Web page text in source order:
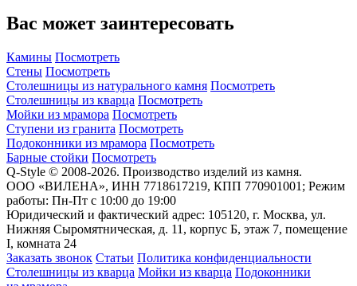
Вас может заинтересовать
Камины Посмотреть
Стены Посмотреть
Столешницы из натурального камня Посмотреть
Столешницы из кварца Посмотреть
Мойки из мрамора Посмотреть
Ступени из гранита Посмотреть
Подоконники из мрамора Посмотреть
Барные стойки Посмотреть
Q-Style © 2008-2026. Производство изделий из камня.
ООО «ВИЛЕНА», ИНН 7718617219, КПП 770901001; Режим
работы: Пн-Пт с 10:00 до 19:00
Юридический и фактический адрес: 105120, г. Москва, ул.
Нижняя Сыромятническая, д. 11, корпус Б, этаж 7, помещение
I, комната 24
Заказать звонок Статьи Политика конфиденциальности
Столешницы из кварца Мойки из кварца Подоконники